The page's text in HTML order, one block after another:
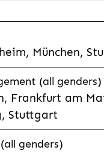
München,
(all genders)
Frankfurt am
Stuttgart
genders)